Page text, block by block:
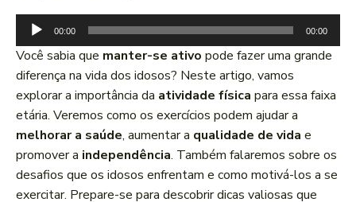
o
c
a
d
o
r
d
e
00:00 00:00
Você sabia que manter-se ativo pode fazer uma grande
diferença na vida dos idosos? Neste artigo, vamos
explorar a importância da atividade física para essa faixa
etária. Veremos como os exercícios podem ajudar a
melhorar a saúde, aumentar a qualidade de vida e
promover a independência. Também falaremos sobre os
desafios que os idosos enfrentam e como motivá-los a se
exercitar. Prepare-se para descobrir dicas valiosas que